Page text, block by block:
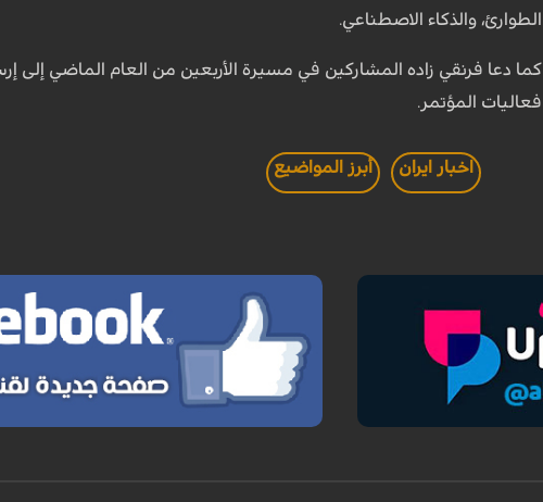
الطوارئ، والذكاء الاصطناعي.
كما دعا فرنقي زاده المشاركين في مسيرة الأربعين من العام الماضي إلى
فعاليات المؤتمر.
اخبار ايران أبرز المواضيع